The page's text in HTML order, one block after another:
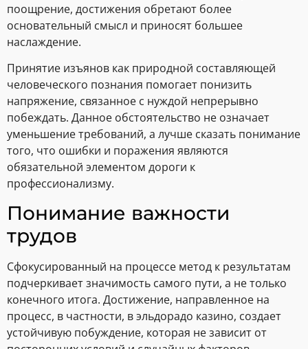
поощрение, достижения обретают более
основательный смысл и приносят большее
наслаждение.
Принятие изъянов как природной составляющей
человеческого познания помогает понизить
напряжение, связанное с нуждой непрерывно
побеждать. Данное обстоятельство не означает
уменьшение требований, а лучше сказать понимание
того, что ошибки и поражения являются
обязательной элементом дороги к
профессионализму.
Понимание важности
трудов
Сфокусированный на процессе метод к результатам
подчеркивает значимость самого пути, а не только
конечного итога. Достижение, направленное на
процесс, в частности, в эльдорадо казино, создает
устойчивую побуждение, которая не зависит от